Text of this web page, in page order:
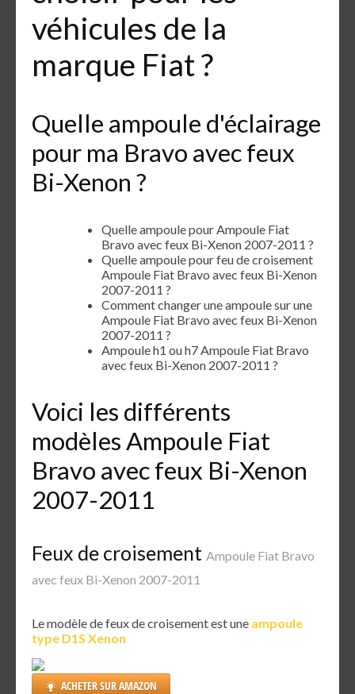
véhicules de la
marque Fiat ?
Quelle ampoule d'éclairage
pour ma Bravo avec feux
Bi-Xenon ?
Quelle ampoule pour Ampoule Fiat
Bravo avec feux Bi-Xenon 2007-2011 ?
Quelle ampoule pour feu de croisement
Ampoule Fiat Bravo avec feux Bi-Xenon
2007-2011 ?
Comment changer une ampoule sur une
Ampoule Fiat Bravo avec feux Bi-Xenon
2007-2011 ?
Ampoule h1 ou h7 Ampoule Fiat Bravo
avec feux Bi-Xenon 2007-2011 ?
Voici les différents
modèles Ampoule Fiat
Bravo avec feux Bi-Xenon
2007-2011
Feux de croisement Ampoule Fiat Bravo
avec feux Bi-Xenon 2007-2011
Le modèle de feux de croisement est une ampoule
type D1S Xenon
ACHETER SUR AMAZON